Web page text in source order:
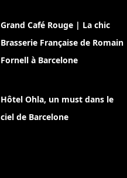
Grand Café Rouge | La chic
Brasserie Française de Romain
Fornell à Barcelone
Hôtel Ohla, un must dans le
ciel de Barcelone